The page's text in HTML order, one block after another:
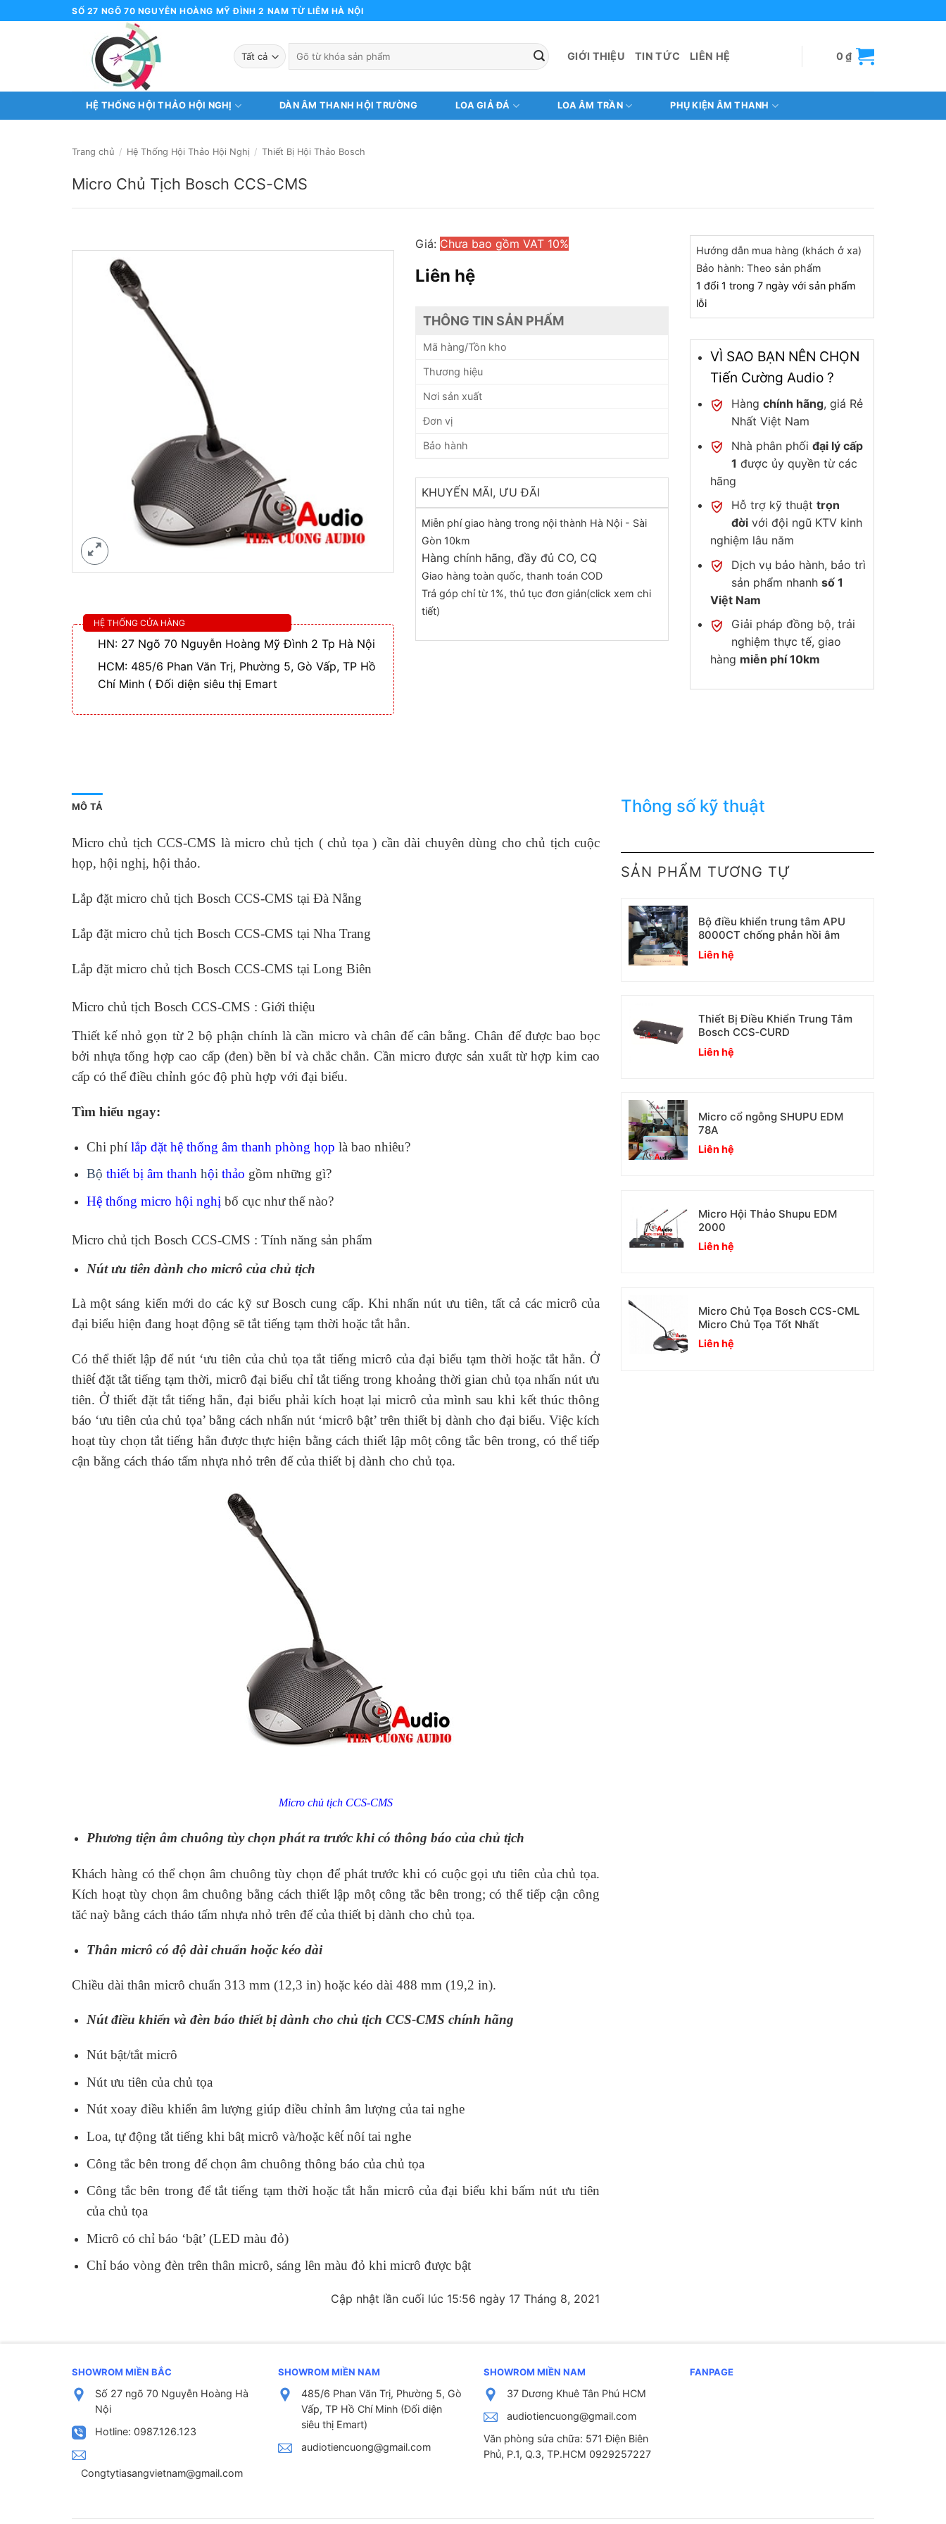
qua
SỐ 27 NGÕ 70 NGUYỄN HOÀNG MỸ ĐÌNH 2 NAM TỪ LIÊM HÀ NỘI
kiếm:
GIỚI THIỆU TIN TỨC LIÊN HỆ 0₫
HỆ THỐNG HỘI THẢO HỘI NGHỊ DÀN ÂM THANH HỘI TRƯỜNG LOA GIẢ ĐÁ LOA ÂM TRẦN PHỤ KIỆN ÂM THANH
Trang chủ / Hệ Thống Hội Thảo Hội Nghị / Thiết Bị Hội Thảo Bosch
Micro Chủ Tịch Bosch CCS-CMS
HỆ THỐNG CỬA HÀNG
HN: 27 Ngõ 70 Nguyễn Hoàng Mỹ Đình 2 Tp Hà Nội
HCM: 485/6 Phan Văn Trị, Phường 5, Gò Vấp, TP Hồ
Chí Minh ( Đối diện siêu thị Emart
Giá: Chưa bao gồm VAT 10%
Liên hệ
THÔNG TIN SẢN PHẨM
Mã hàng/Tồn kho
Thương hiệu
Nơi sản xuất
Đơn vị
Bảo hành
KHUYẾN MÃI, ƯU ĐÃI
Miễn phí giao hàng trong nội thành Hà Nội - Sài
Gòn 10km
Hàng chính hãng, đầy đủ CO, CQ
Giao hàng toàn quốc, thanh toán COD
Trả góp chỉ từ 1%, thủ tục đơn giản(click xem chi
tiết)
Hướng dẫn mua hàng (khách ở xa)
Bảo hành: Theo sản phẩm
1 đổi 1 trong 7 ngày với sản phẩm
lỗi
VÌ SAO BẠN NÊN CHỌN
Tiến Cường Audio ?
Hàngchính hãng, giá Rẻ
Nhất Việt Nam
Nhà phân phốiđại lý cấp
1 được ủy quyền từ các
hãng
Hỗ trợ kỹ thuậttrọn
đời với đội ngũ KTV kinh
nghiệm lâu năm
Dịch vụ bảo hành, bảo trì
sản phẩm nhanhsố 1
Việt Nam
Giải pháp đồng bộ, trải
nghiệm thực tế, giao
hàng miễn phí 10km
MÔ TẢ
Micro chủ tịch CCS-CMS là micro chủ tịch ( chủ tọa ) cần dài chuyên dùng cho chủ tịch cuộc
họp, hội nghị, hội thảo.
Lắp đặt micro chủ tịch Bosch CCS-CMS tại Đà Nẵng
Lắp đặt micro chủ tịch Bosch CCS-CMS tại Nha Trang
Lắp đặt micro chủ tịch Bosch CCS-CMS tại Long Biên
Micro chủ tịch Bosch CCS-CMS : Giới thiệu
Thiết kế nhỏ gọn từ 2 bộ phận chính là cần micro và chân đế cân bằng. Chân đế được bao bọc
bởi nhựa tổng hợp cao cấp (đen) bền bỉ và chắc chắn. Cần micro được sản xuất từ hợp kim cao
cấp có thể điều chỉnh góc độ phù hợp với đại biểu.
Tìm hiểu ngay:
Chi phí lắp đặt hệ thống âm thanh phòng họp là bao nhiêu?
Bộ thiết bị âm thanhhội thảo gồm những gì?
Hệ thống micro hội nghị bố cục như thế nào?
Micro chủ tịch Bosch CCS-CMS : Tính năng sản phẩm
Nút ưu tiên dành cho micrô của chủ tịch
Là một sáng kiến mới do các kỹ sư Bosch cung cấp. Khi nhấn nút ưu tiên, tất cả các micrô của
đại biểu hiện đang hoạt động sẽ tắt tiếng tạm thời hoặc tắt hẳn.
Có thể thiết lập để nút ‘ưu tiên của chủ tọa tắt tiếng micrô của đại biểu tạm thời hoặc tắt hẳn. Ở
thiêt́ đặt tắt tiếng tạm thời, micrô đại biểu chỉ tắt tiếng trong khoảng thời gian chủ tọa nhấn nút ưu
tiên. Ở thiết đặt tắt tiếng hẳn, đại biểu phải kích hoạt lại micrô của mình sau khi kết thúc thông
báo ‘ưu tiên của chủ tọa’ bằng cách nhấn nút ‘micrô bật’ trên thiết bị dành cho đại biểu. Việc kích
hoạt tùy chọn tắt tiếng hẳn được thực hiện bằng cách thiết lập môṭ công tắc bên trong, có thể tiếp
cận bằng cách tháo tấm nhựa nhỏ trên đế của thiết bị dành cho chủ tọa.
Micro chủ tịch CCS-CMS
Phương tiện âm chuông tùy chọn phát ra trước khi có thông báo của chủ tịch
Khách hàng có thể chọn âm chuông tùy chọn để phát trước khi có cuộc gọi ưu tiên của chủ tọa.
Kích hoạt tùy chọn âm chuông bằng cách thiết lập môṭ công tắc bên trong; có thể tiếp cận công
tăć naỳ bằng cách tháo tấm nhựa nhỏ trên đế của thiết bị dành cho chủ tọa.
Thân micrô có độ dài chuẩn hoặc kéo dài
Chiều dài thân micrô chuẩn 313 mm (12,3 in) hoặc kéo dài 488 mm (19,2 in).
Nút điều khiển và đèn báo thiết bị dành cho chủ tịch CCS‑CMS chính hãng
Nút bật/tắt micrô
Nút ưu tiên của chủ tọa
Nút xoay điều khiển âm lượng giúp điều chỉnh âm lượng của tai nghe
Loa, tự động tắt tiếng khi bâṭ micrô và/hoặc kêt́ nôí tai nghe
Công tắc bên trong để chọn âm chuông thông báo của chủ tọa
Công tắc bên trong để tắt tiếng tạm thời hoặc tắt hẳn micrô của đại biểu khi bấm nút ưu tiên
của chủ tọa
Micrô có chỉ báo ‘bật’ (LED màu đỏ)
Chỉ báo vòng đèn trên thân micrô, sáng lên màu đỏ khi micrô được bật
Cập nhật lần cuối lúc 15:56 ngày 17 Tháng 8, 2021
Thông số kỹ thuật
SẢN PHẨM TƯƠNG TỰ
Bộ điều khiển trung tâm APU
8000CT chống phản hồi âm
Liên hệ
Thiết Bị Điều Khiển Trung Tâm
Bosch CCS‑CURD
Liên hệ
Micro cổ ngỗng SHUPU EDM
78A
Liên hệ
Micro Hội Thảo Shupu EDM
2000
Liên hệ
Micro Chủ Tọa Bosch CCS-CML
Micro Chủ Tọa Tốt Nhất
Liên hệ
SHOWROM MIỀN BẮC
Số 27 ngõ 70 Nguyễn Hoàng Hà
Nội
Hotline: 0987.126.123
Congtytiasangvietnam@gmail.com
SHOWROM MIỀN NAM
485/6 Phan Văn Trị, Phường 5, Gò
Vấp, TP Hồ Chí Minh (Đối diện
siêu thị Emart)
audiotiencuong@gmail.com
SHOWROM MIỀN NAM
37 Dương Khuê Tân Phú HCM
audiotiencuong@gmail.com
Văn phòng sửa chữa: 571 Điện Biên
Phủ, P.1, Q.3, TP.HCM 0929257227
FANPAGE